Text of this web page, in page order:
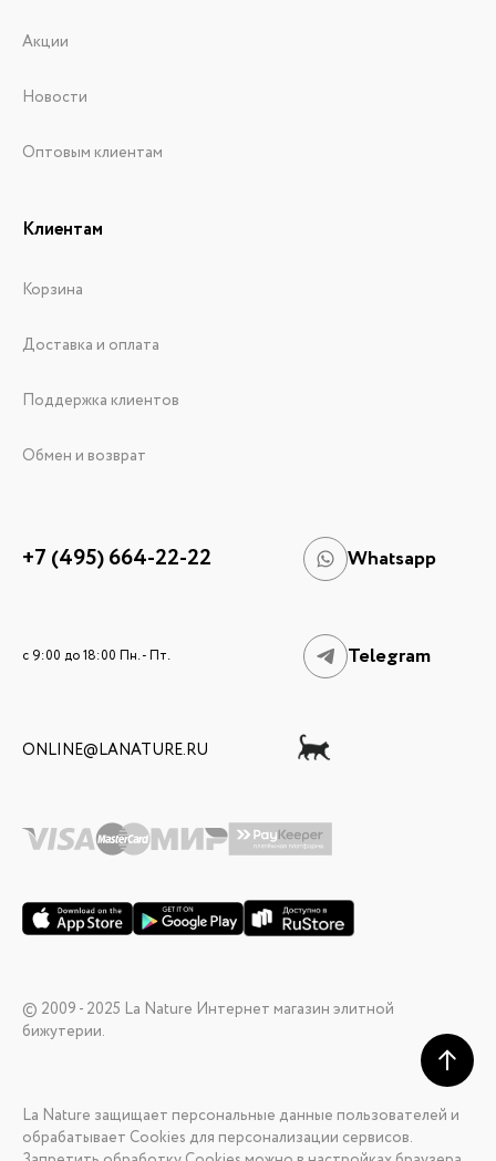
Акции
Новости
Оптовым клиентам
Клиентам
Корзина
Доставка и оплата
Поддержка клиентов
Обмен и возврат
+7 (495) 664-22-22 Whatsapp
c 9:00 до 18:00 Пн. - Пт. Telegram
ONLINE@LANATURE.RU
© 2009 - 2025 La Nature Интернет магазин элитной
бижутерии.
La Nature защищает персональные данные пользователей и
обрабатывает Cookies для персонализации сервисов.